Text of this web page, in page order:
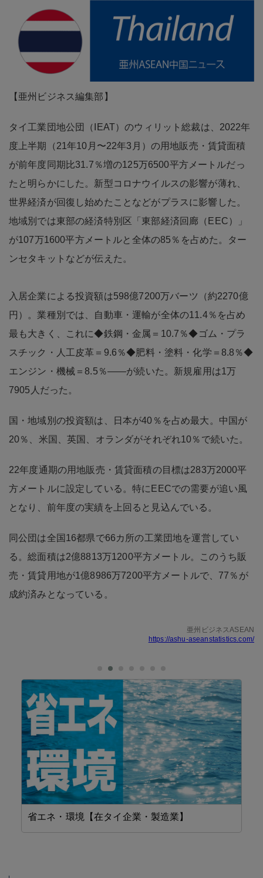
【亜州ビジネス編集部】
タイ工業団地公団（IEAT）のウィリット総裁は、2022年
度上半期（21年10月〜22年3月）の用地販売・賃貸面積
が前年度同期比31.7％増の125万6500平方メートルだっ
たと明らかにした。新型コロナウイルスの影響が薄れ、
世界経済が回復し始めたことなどがプラスに影響した。
地域別では東部の経済特別区「東部経済回廊（EEC）」
が107万1600平方メートルと全体の85％を占めた。ター
ンセタキットなどが伝えた。
入居企業による投資額は598億7200万バーツ（約2270億
円）。業種別では、自動車・運輸が全体の11.4％を占め
最も大きく、これに◆鉄鋼・金属＝10.7％◆ゴム・プラ
スチック・人工皮革＝9.6％◆肥料・塗料・化学＝8.8％◆
エンジン・機械＝8.5％――が続いた。新規雇用は1万
7905人だった。
国・地域別の投資額は、日本が40％を占め最大。中国が
20％、米国、英国、オランダがそれぞれ10％で続いた。
22年度通期の用地販売・賃貸面積の目標は283万2000平
方メートルに設定している。特にEECでの需要が追い風
となり、前年度の実績を上回ると見込んでいる。
同公団は全国16都県で66カ所の工業団地を運営してい
る。総面積は2億8813万1200平方メートル。このうち販
売・賃貸用地が1億8986万7200平方メートルで、77％が
成約済みとなっている。
亜州ビジネスASEAN
https://ashu-aseanstatistics.com/
省エネ・環境【在タイ企業・製造業】